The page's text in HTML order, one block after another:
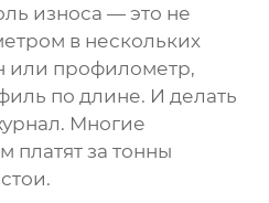
износа — это не
в нескольких
или профилометр,
по длине. И делать
Многие
платят за тонны